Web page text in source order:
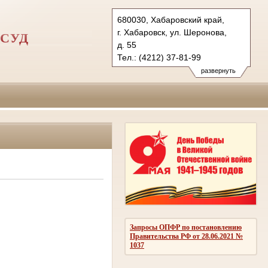
развернуть
680030, Хабаровский край,
г. Хабаровск, ул. Шеронова,
д. 55
Тел.: (4212) 37-81-99
23-77-57 (ф.)
1vovs.hbr@sudrf.ru
Запросы ОПФР по постановлению
Правительства РФ от 28.06.2021 №
1037